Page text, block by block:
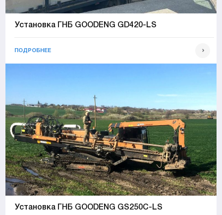
Установка ГНБ GOODENG GD420-LS
ПОДРОБНЕЕ
Установка ГНБ GOODENG GS250C-LS